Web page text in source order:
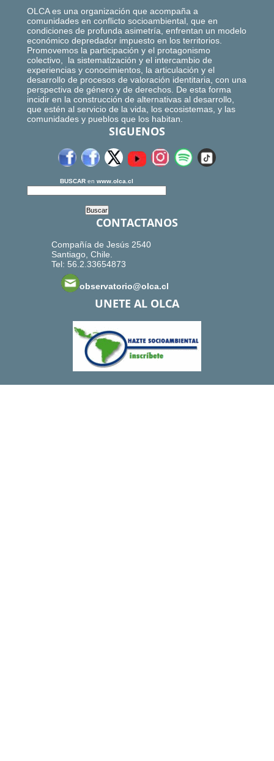
OLCA es una organización que acompaña a
comunidades en conflicto socioambiental, que en
condiciones de profunda asimetría, enfrentan un modelo
económico depredador impuesto en los territorios.
Promovemos la participación y el protagonismo
colectivo, la sistematización y el intercambio de
experiencias y conocimientos, la articulación y el
desarrollo de procesos de valoración identitaria, con una
perspectiva de género y de derechos. De esta forma
incidir en la construcción de alternativas al desarrollo,
que estén al servicio de la vida, los ecosistemas, y las
comunidades y pueblos que los habitan.
SIGUENOS
BUSCAR en www.olca.cl
CONTACTANOS
Compañía de Jesús 2540
Santiago, Chile.
Tel: 56.2.33654873
observatorio@olca.cl
UNETE AL OLCA